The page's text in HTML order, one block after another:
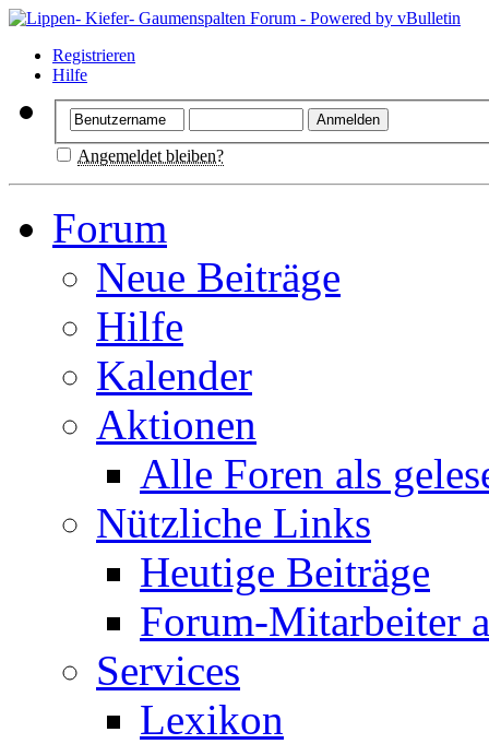
Registrieren
Hilfe
Angemeldet bleiben?
Forum
Neue Beiträge
Hilfe
Kalender
Aktionen
Alle Foren als
Nützliche Links
Heutige Beiträge
Forum-Mitarbeiter
Services
Lexikon